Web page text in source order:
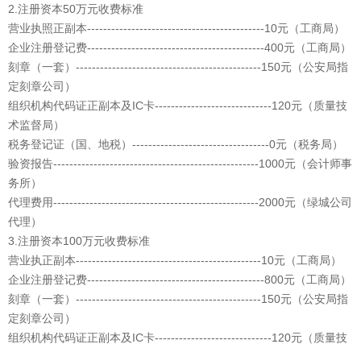
2.注册资本50万元收费标准
营业执照正副本--------------------------------------------10元（工商局）
企业注册登记费--------------------------------------------400元（工商局）
刻章（一套）----------------------------------------------150元（公安局指
定刻章公司）
组织机构代码证正副本及IC卡-----------------------------120元（质量技
术监督局）
税务登记证（国、地税）----------------------------------0元（税务局）
验资报告---------------------------------------------------1000元（会计师事
务所）
代理费用---------------------------------------------------2000元（绿城公司
代理）
3.注册资本100万元收费标准
营业执正副本----------------------------------------------10元（工商局）
企业注册登记费--------------------------------------------800元（工商局）
刻章（一套）----------------------------------------------150元（公安局指
定刻章公司）
组织机构代码证正副本及IC卡-----------------------------120元（质量技